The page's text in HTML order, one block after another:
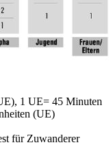
1 UE= 45 Minuten
(UE)
für Zuwanderer